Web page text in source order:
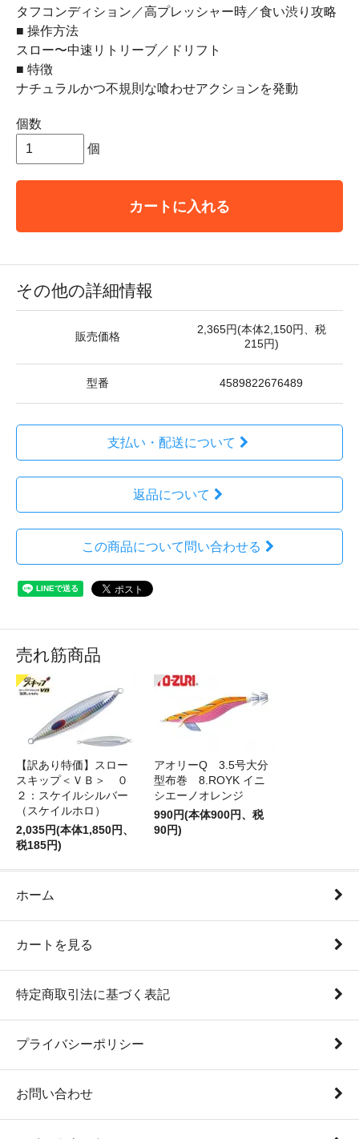
タフコンディション／高プレッシャー時／食い渋り攻略
■ 操作方法
スロー〜中速リトリーブ／ドリフト
■ 特徴
ナチュラルかつ不規則な喰わせアクションを発動
個数
個
カートに入れる
その他の詳細情報
販売価格
2,365円(本体2,150円、税
215円)
型番 4589822676489
支払い・配送について
返品について
この商品について問い合わせる
売れ筋商品
【訳あり特価】スロー
スキップ＜ＶＢ＞ ０
２：スケイルシルバー
（スケイルホロ）
2,035円(本体1,850円、
税185円)
アオリーQ 3.5号大分
型布巻 8.ROYK イニ
シエーノオレンジ
990円(本体900円、税
90円)
ホーム
カートを見る
特定商取引法に基づく表記
プライバシーポリシー
お問い合わせ